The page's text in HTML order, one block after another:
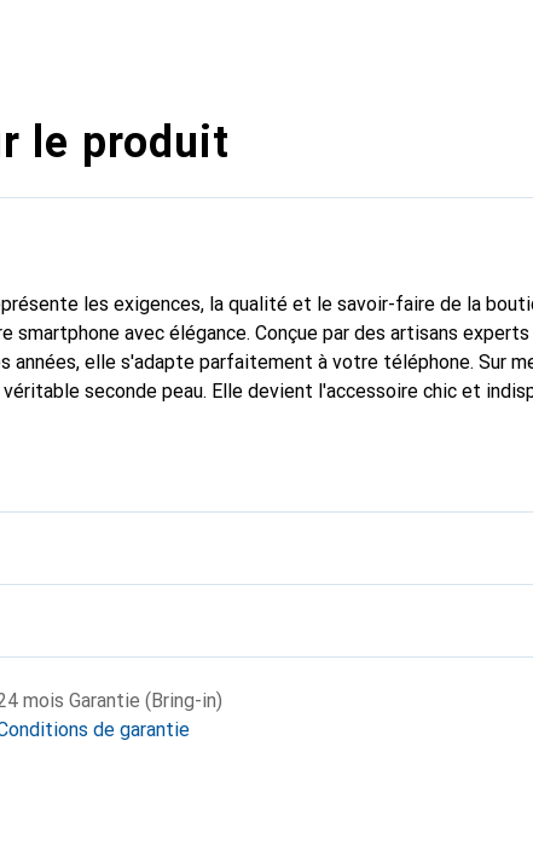
le produit
les exigences, la qualité et le savoir-faire de la
smartphone avec élégance. Conçue par des artisans experts
années, elle s'adapte parfaitement à votre téléphone. Sur
seconde peau. Elle devient l'accessoire chic et
mois Garantie (Bring-in)
de garantie